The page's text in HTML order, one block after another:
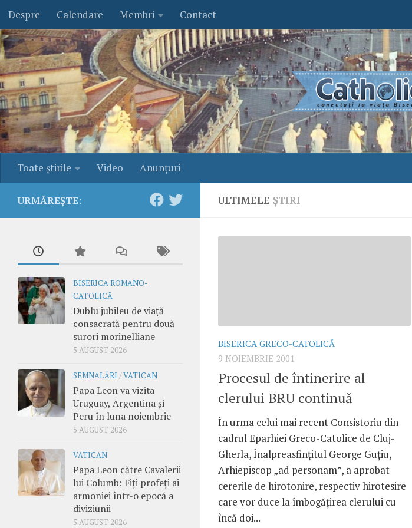
Skip to content
Despre Calendare Membri Contact
Toate ştirile Video Anunţuri
ULTIMELE ȘTIRI
BISERICA GRECO-CATOLICĂ
9 NOIEMBRIE 2001
Procesul de întinerire al
clerului BRU continuă
În urma celui mai recent Consistoriu din
cadrul Eparhiei Greco-Catolice de Cluj-
Gherla, Înalpreasfinţitul George Guţiu,
Arhiepiscop „ad personam”, a aprobat
cererile de hirotonire, respectiv hirotesire
care vor duce la îmbogăţirea clerului cu
încă doi...
URMĂREȘTE:
BISERICA ROMANO-
CATOLICĂ
Dublu jubileu de viață
consacrată pentru două
surori morinelliane
5 AUGUST 2026
SEMNALĂRI /VATICAN
Papa Leon va vizita
Uruguay, Argentina și
Peru în luna noiembrie
5 AUGUST 2026
VATICAN
Papa Leon către Cavalerii
lui Columb: Fiți profeți ai
armoniei într-o epocă a
diviziunii
5 AUGUST 2026